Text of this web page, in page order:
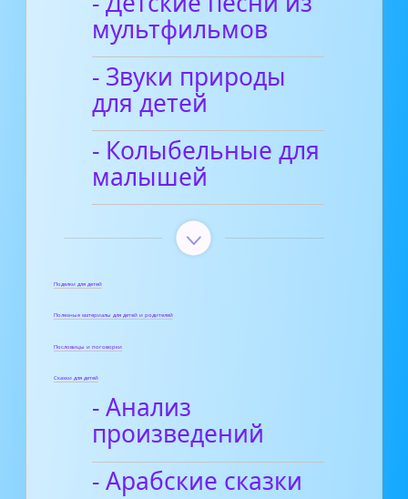
мультфильмов
- Звуки природы
для детей
- Колыбельные для
малышей
Поделки для детей
Полезные материалы для детей и родителей
Пословицы и поговорки
Сказки для детей
- Анализ
произведений
- Арабские сказки